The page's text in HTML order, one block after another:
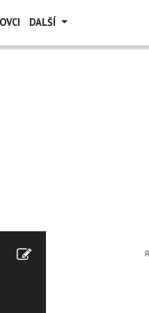
DALŠÍ